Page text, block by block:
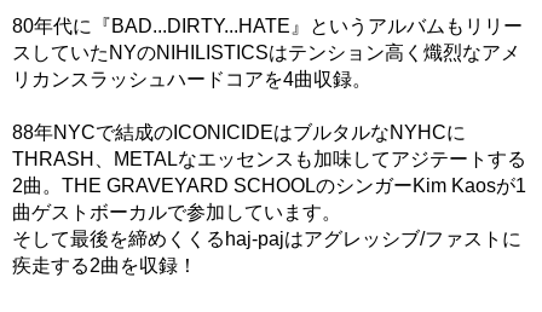
80年代に『BAD...DIRTY...HATE』というアルバムもリリー
スしていたNYのNIHILISTICSはテンション高く熾烈なアメ
リカンスラッシュハードコアを4曲収録。
88年NYCで結成のICONICIDEはブルタルなNYHCに
THRASH、METALなエッセンスも加味してアジテートする
2曲。THE GRAVEYARD SCHOOLのシンガーKim Kaosが1
曲ゲストボーカルで参加しています。
そして最後を締めくくるhaj-pajはアグレッシブ/ファストに
疾走する2曲を収録！